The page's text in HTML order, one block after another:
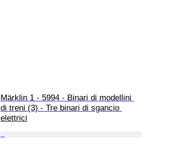
Märklin 1 - 5994 - Binari di modellini
di treni (3) - Tre binari di sgancio
elettrici